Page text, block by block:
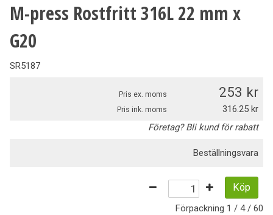
M-press Rostfritt 316L 22 mm x
G20
SR5187
Pris ex. moms 253
Pris ink. moms
316.25
Företag? Bli kund för rabatt
Beställningsvara
Köp
Förpackning 1 / 4 / 60